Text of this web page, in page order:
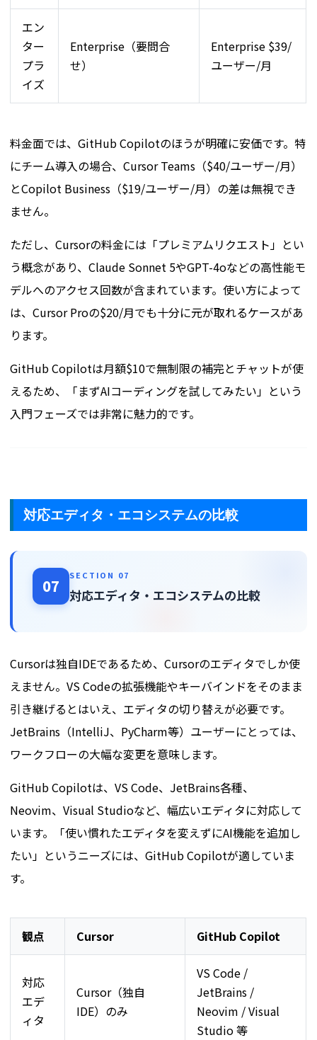
エン
ター
プラ
イズ
Enterprise（要問合
せ）
Enterprise $39/
ユーザー/月
料金面では、GitHub Copilotのほうが明確に安価です。特
にチーム導入の場合、Cursor Teams（$40/ユーザー/月）
とCopilot Business（$19/ユーザー/月）の差は無視でき
ません。
ただし、Cursorの料金には「プレミアムリクエスト」とい
う概念があり、Claude Sonnet 5やGPT-4oなどの高性能モ
デルへのアクセス回数が含まれています。使い方によって
は、Cursor Proの$20/月でも十分に元が取れるケースがあ
ります。
GitHub Copilotは月額$10で無制限の補完とチャットが使
えるため、「まずAIコーディングを試してみたい」という
入門フェーズでは非常に魅力的です。
対応エディタ・エコシステムの比較
07
SECTION 07
対応エディタ・エコシステムの比較
Cursorは独自IDEであるため、Cursorのエディタでしか使
えません。VS Codeの拡張機能やキーバインドをそのまま
引き継げるとはいえ、エディタの切り替えが必要です。
JetBrains（IntelliJ、PyCharm等）ユーザーにとっては、
ワークフローの大幅な変更を意味します。
GitHub Copilotは、VS Code、JetBrains各種、
Neovim、Visual Studioなど、幅広いエディタに対応して
います。「使い慣れたエディタを変えずにAI機能を追加し
たい」というニーズには、GitHub Copilotが適していま
す。
観点 Cursor GitHub Copilot
対応
エデ
ィタ
Cursor（独自
IDE）のみ
VS Code /
JetBrains /
Neovim / Visual
Studio 等